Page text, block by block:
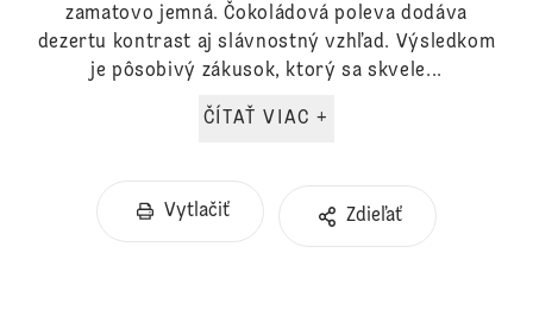
zamatovo jemná. Čokoládová poleva dodáva
dezertu kontrast aj slávnostný vzhľad. Výsledkom
je pôsobivý zákusok, ktorý sa skvele...
ČÍTAŤ VIAC +
Vytlačiť Zdieľať